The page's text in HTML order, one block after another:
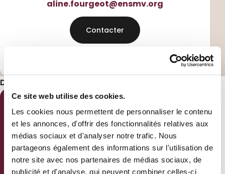
Ce site web utilise des cookies.
Les cookies nous permettent de personnaliser le contenu
et les annonces, d'offrir des fonctionnalités relatives aux
médias sociaux et d'analyser notre trafic. Nous
partageons également des informations sur l'utilisation de
notre site avec nos partenaires de médias sociaux, de
publicité et d'analyse, qui peuvent combiner celles-ci
aline.fourgeot@ensmv.org
Contacter
Délais accès / temps réponse :
Cette formation est
faite pour vous ?
N’hésitez plus !